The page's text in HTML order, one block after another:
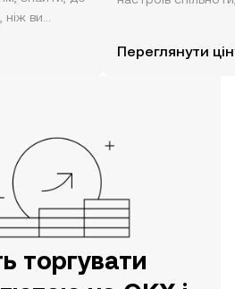
ніж ви
OKX для
Переглянути
торгувати